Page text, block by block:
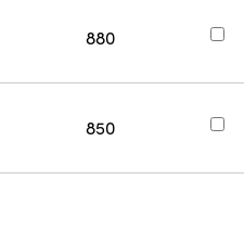
880
850